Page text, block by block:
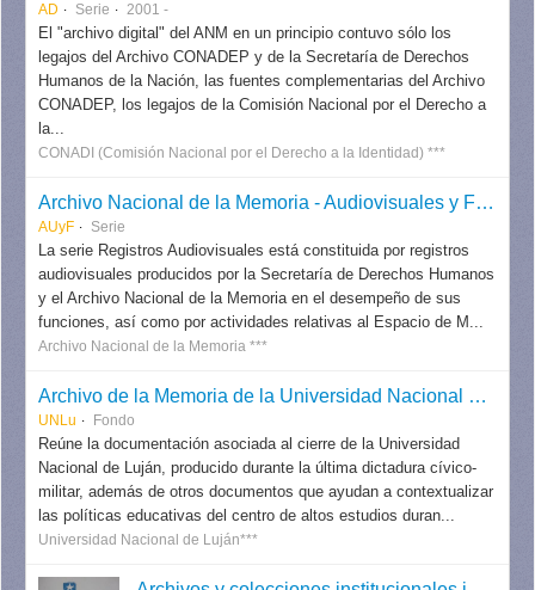
AD Serie 2001 -
El "archivo digital" del ANM en un principio contuvo sólo los
legajos del Archivo CONADEP y de la Secretaría de Derechos
Humanos de la Nación, las fuentes complementarias del Archivo
CONADEP, los legajos de la Comisión Nacional por el Derecho a
la...
CONADI (Comisión Nacional por el Derecho a la Identidad) ***
Archivo Nacional de la Memoria - Audiovisuales y Fotografías
AUyF Serie
La serie Registros Audiovisuales está constituida por registros
audiovisuales producidos por la Secretaría de Derechos Humanos
y el Archivo Nacional de la Memoria en el desempeño de sus
funciones, así como por actividades relativas al Espacio de M...
Archivo Nacional de la Memoria ***
Archivo de la Memoria de la Universidad Nacional de Luján (UNLu)
UNLu Fondo
Reúne la documentación asociada al cierre de la Universidad
Nacional de Luján, producido durante la última dictadura cívico-
militar, además de otros documentos que ayudan a contextualizar
las políticas educativas del centro de altos estudios duran...
Universidad Nacional de Luján***